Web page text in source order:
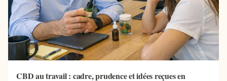
CBD au travail : cadre, prudence et idées reçues en